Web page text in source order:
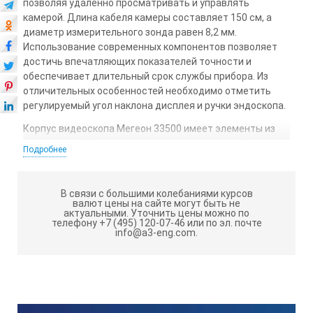
позволяя удаленно просматривать и управлять
камерой. Длина кабеля камеры составляет 150 см, а
диаметр измерительного зонда равен 8,2 мм.
Использование современных компонентов позволяет
достичь впечатляющих показателей точности и
обеспечивает длительный срок службы прибора. Из
отличительных особенностей необходимо отметить
регулируемый угол наклона дисплея и ручки эндоскопа.
Корпус видеоскопа Мегеон 33500 имеет элементы из
нержавеющей стали, что придает корпусу прибора
дополнительную жесткость и прочность. Камера
регулировкой яркости, которые обеспечивают удобную
работу с прибором даже в неосвещенных помещениях.
Корпус Мегеон 33500 также имеет интегрированную
подсветку, которая обеспечивает превосходную
видеоэндоскопа МЕГЕОН 33500:
Подробнее
В связи с большими колебаниями курсов
валют цены на сайте могут быть не
актуальными. Уточнить цены можно по
телефону +7 (495) 120-07-46 или по эл. почте
info@a3-eng.com.